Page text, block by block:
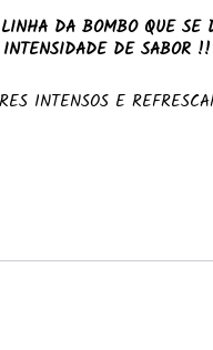
DA BOMBO QUE SE
INTENSIDADE DE SABOR !!
INTENSOS E